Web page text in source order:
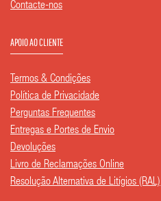
Contacte-nos
APOIO AO CLIENTE
Termos & Condições
Política de Privacidade
Perguntas Frequentes
Entregas e Portes de Envio
Devoluções
Livro de Reclamações Online
Resolução Alternativa de Litígios (RAL)